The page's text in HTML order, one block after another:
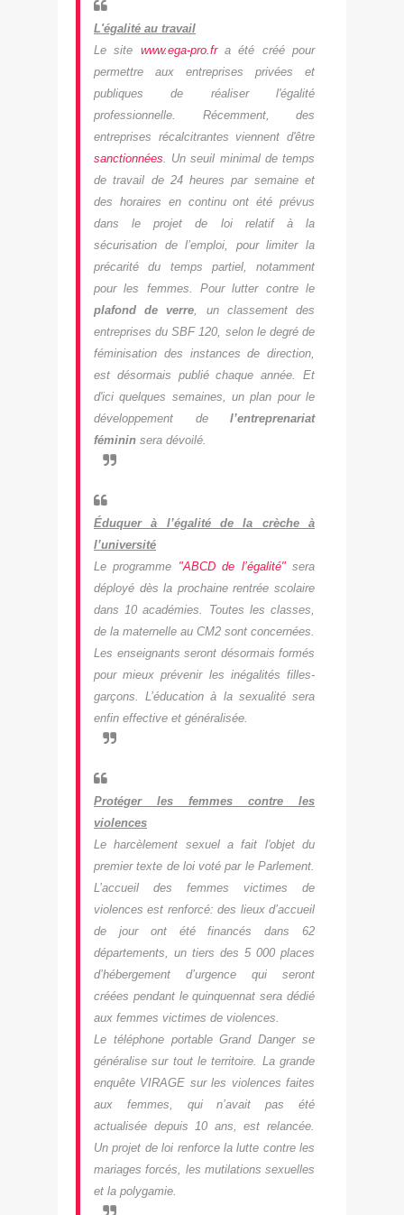
L'égalité au travail
Le site www.ega-pro.fra été créé pour
permettre aux entreprises privées et
publiques de réaliser l'égalité
professionnelle. Récemment, des
entreprises récalcitrantes viennent d'être
sanctionnées . Un seuil minimal de temps
de travail de 24 heures par semaine et
des horaires en continu ont été prévus
dans le projet de loi relatif à la
sécurisation de l’emploi, pour limiter la
précarité du temps partiel, notamment
pour les femmes. Pour lutter contre le
plafond de verre , un classement des
entreprises du SBF 120, selon le degré de
féminisation des instances de direction,
est désormais publié chaque année. Et
d'ici quelques semaines, un plan pour le
développement de l’entreprenariat
féminin sera dévoilé.
Éduquer à l’égalité de la crèche à
l’université
Le programme "ABCD de l’égalité"sera
déployé dès la prochaine rentrée scolaire
dans 10 académies. Toutes les classes,
de la maternelle au CM2 sont concernées.
Les enseignants seront désormais formés
pour mieux prévenir les inégalités filles-
garçons. L’éducation à la sexualité sera
enfin effective et généralisée.
Protéger les femmes contre les
violences
Le harcèlement sexuel a fait l'objet du
premier texte de loi voté par le Parlement.
L’accueil des femmes victimes de
violences est renforcé: des lieux d’accueil
de jour ont été financés dans 62
départements, un tiers des 5 000 places
d’hébergement d’urgence qui seront
créées pendant le quinquennat sera dédié
aux femmes victimes de violences.
Le téléphone portable Grand Danger se
généralise sur tout le territoire. La grande
enquête VIRAGE sur les violences faites
aux femmes, qui n’avait pas été
actualisée depuis 10 ans, est relancée.
Un projet de loi renforce la lutte contre les
mariages forcés, les mutilations sexuelles
et la polygamie.